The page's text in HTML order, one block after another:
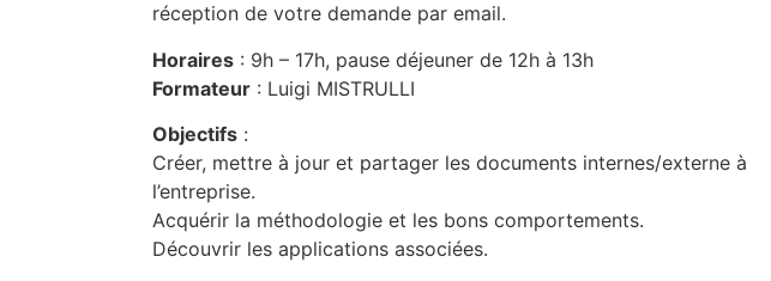
réception de votre demande par email.
Horaires : 9h – 17h, pause déjeuner de 12h à 13h
Formateur : Luigi MISTRULLI
Objectifs :
Créer, mettre à jour et partager les documents internes/externe à
l’entreprise.
Acquérir la méthodologie et les bons comportements.
Découvrir les applications associées.